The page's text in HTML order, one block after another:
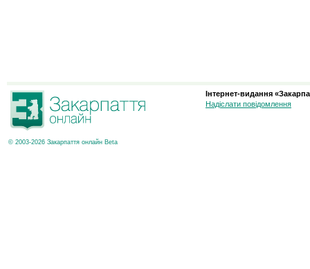
© 2003-2026 Закарпаття онлайн Beta
Інтернет-видання
Надіслати повідомлення